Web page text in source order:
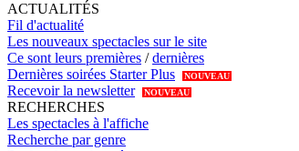
ACTUALITÉS
Fil d'actualité
Les nouveaux spectacles sur le site
Ce sont leurs premières /dernières
Dernières soirées Starter Plus
NOUVEAU
Recevoir la newsletter NOUVEAU
RECHERCHES
Les spectacles à l'affiche
Recherche par genre